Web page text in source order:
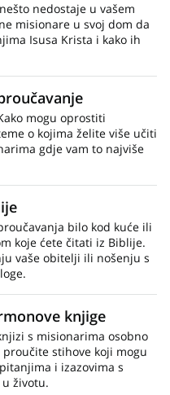
nedostaje u vašem
misionare u svoj dom da
Isusa Krista i kako ih
mogu oprostiti
o kojima želite više učiti
gdje vam to najviše
bilo kod kuće ili
koje ćete čitati iz Biblije.
vaše obitelji ili nošenju s
knjige
s misionarima osobno
stihove koji mogu
i izazovima s
životu.